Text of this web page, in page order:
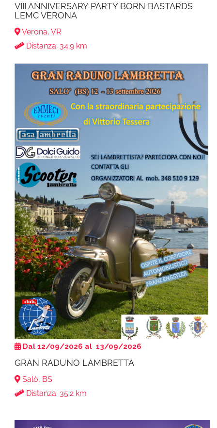
VIII ANNIVERSARY PARTY BORN BASTARDS
LEMC VERONA
Verona, VR
Distanza: 34.9 km
Dal 12/09/2026 al 13/09/2026
GRAN RADUNO LAMBRETTA
Salò, BS
Distanza: 35.2 km